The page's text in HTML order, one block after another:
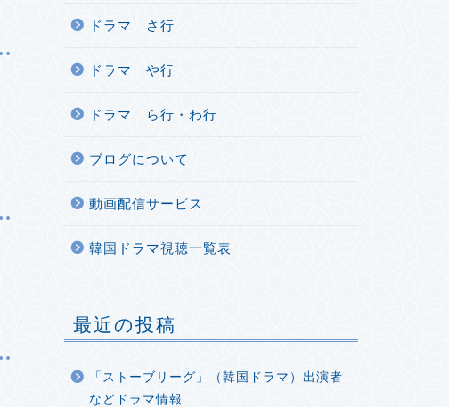
ドラマ さ行
ドラマ や行
ドラマ ら行・わ行
ブログについて
動画配信サービス
韓国ドラマ視聴一覧表
最近の投稿
「ストーブリーグ」（韓国ドラマ）出演者
などドラマ情報